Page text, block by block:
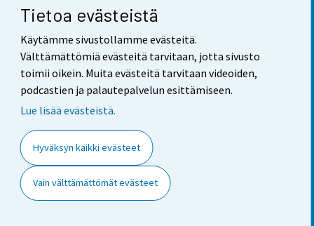
Tietoa evästeistä
Käytämme sivustollamme evästeitä.
Välttämättömiä evästeitä tarvitaan, jotta sivusto
toimii oikein. Muita evästeitä tarvitaan videoiden,
podcastien ja palautepalvelun esittämiseen.
Lue lisää evästeistä.
Hyväksyn kaikki evästeet
Vain välttämättömät evästeet
Kontaktinformation
Respons
Användarvillkor
Tillgänglighet
Information om webbplatsen
Cookie-inställningar